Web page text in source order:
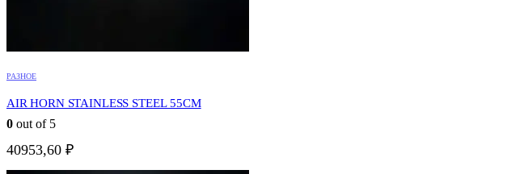
РАЗНОЕ
AIR HORN STAINLESS STEEL 55CM
0 out of 5
40953,60 ₽